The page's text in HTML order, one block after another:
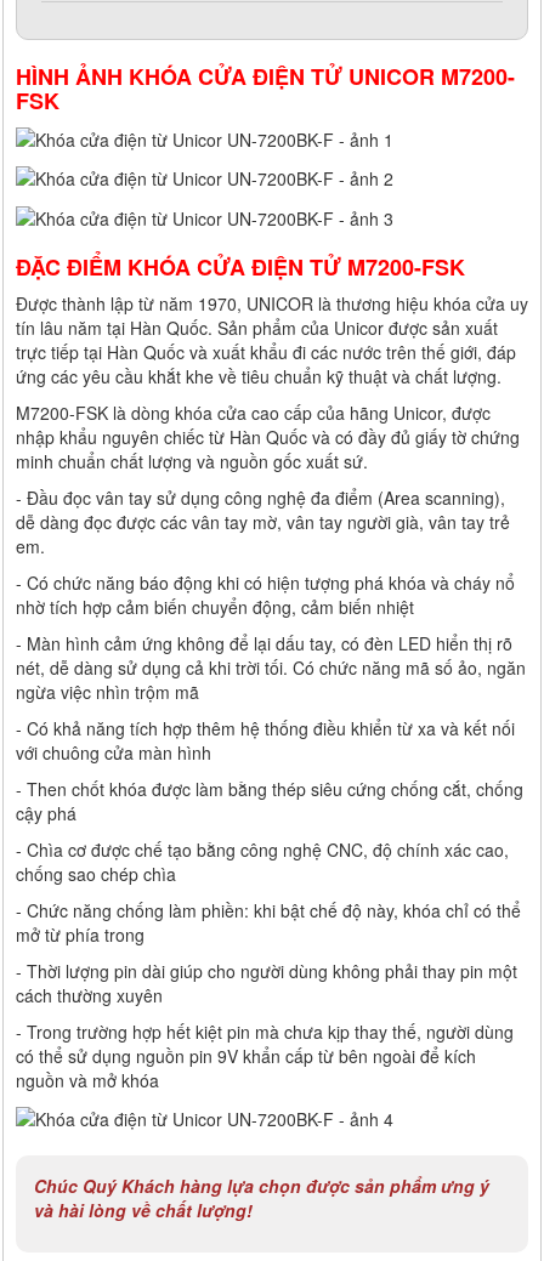
HÌNH ẢNH KHÓA CỬA ĐIỆN TỬ UNICOR M7200-
FSK
ĐẶC ĐIỂM KHÓA CỬA ĐIỆN TỬ M7200-FSK
Được thành lập từ năm 1970, UNICOR là thương hiệu khóa cửa uy
tín lâu năm tại Hàn Quốc. Sản phẩm của Unicor được sản xuất
trực tiếp tại Hàn Quốc và xuất khẩu đi các nước trên thế giới, đáp
ứng các yêu cầu khắt khe về tiêu chuẩn kỹ thuật và chất lượng.
M7200-FSK là dòng khóa cửa cao cấp của hãng Unicor, được
nhập khẩu nguyên chiếc từ Hàn Quốc và có đầy đủ giấy tờ chứng
minh chuẩn chất lượng và nguồn gốc xuất sứ.
- Đầu đọc vân tay sử dụng công nghệ đa điểm (Area scanning),
dễ dàng đọc được các vân tay mờ, vân tay người già, vân tay trẻ
em.
- Có chức năng báo động khi có hiện tượng phá khóa và cháy nổ
nhờ tích hợp cảm biến chuyển động, cảm biến nhiệt
- Màn hình cảm ứng không để lại dấu tay, có đèn LED hiển thị rõ
nét, dễ dàng sử dụng cả khi trời tối. Có chức năng mã số ảo, ngăn
ngừa việc nhìn trộm mã
- Có khả năng tích hợp thêm hệ thống điều khiển từ xa và kết nối
với chuông cửa màn hình
- Then chốt khóa được làm bằng thép siêu cứng chống cắt, chống
cậy phá
- Chìa cơ được chế tạo bằng công nghệ CNC, độ chính xác cao,
chống sao chép chìa
- Chức năng chống làm phiền: khi bật chế độ này, khóa chỉ có thể
mở từ phía trong
- Thời lượng pin dài giúp cho người dùng không phải thay pin một
cách thường xuyên
- Trong trường hợp hết kiệt pin mà chưa kịp thay thế, người dùng
có thể sử dụng nguồn pin 9V khẩn cấp từ bên ngoài để kích
nguồn và mở khóa
Chúc Quý Khách hàng lựa chọn được sản phẩm ưng ý
và hài lòng về chất lượng!